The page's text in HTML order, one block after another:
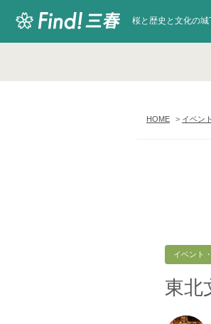
桜と歴史と文化の城
HOME イベン
イベント
東北